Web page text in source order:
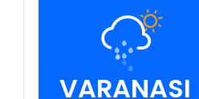
VARANASI